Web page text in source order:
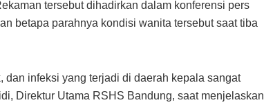
tersebut dihadirkan dalam konferensi pers
betapa parahnya kondisi wanita tersebut saat tiba
dan infeksi yang terjadi di daerah kepala sangat
Direktur Utama RSHS Bandung, saat menjelaskan